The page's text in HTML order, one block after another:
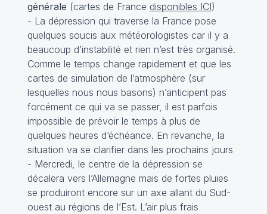
générale (cartes de France disponibles ICI)
- La dépression qui traverse la France pose
quelques soucis aux météorologistes car il y a
beaucoup d’instabilité et rien n’est très organisé.
Comme le temps change rapidement et que les
cartes de simulation de l’atmosphère (sur
lesquelles nous nous basons) n’anticipent pas
forcément ce qui va se passer, il est parfois
impossible de prévoir le temps à plus de
quelques heures d‘échéance. En revanche, la
situation va se clarifier dans les prochains jours
- Mercredi, le centre de la dépression se
décalera vers l’Allemagne mais de fortes pluies
se produiront encore sur un axe allant du Sud-
ouest au régions de l’Est. L’air plus frais